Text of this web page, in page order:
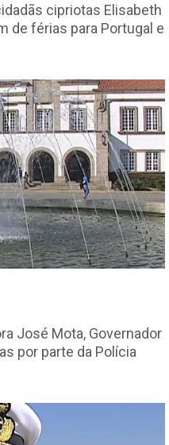
cipriotas Elisabeth
de férias para Portugal e
José Mota, Governador
por parte da Polícia